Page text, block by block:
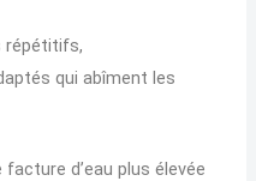
répétitifs,
qui abîment les
d’eau plus élevée